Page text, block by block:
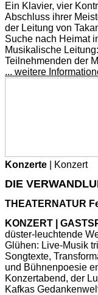
Ein Klavier, vier
Abschluss ihrer
der Leitung von
Suche nach Heimat
Musikalische
Teilnehmenden der
... weitere
Konzerte | Konzert
DIE
THEATERNATUR
KONZERT |
düster-leuchtende
Glühen: Live-Musik
Songtexte,
und Bühnenpoesie
Konzertabend, der
Kafkas